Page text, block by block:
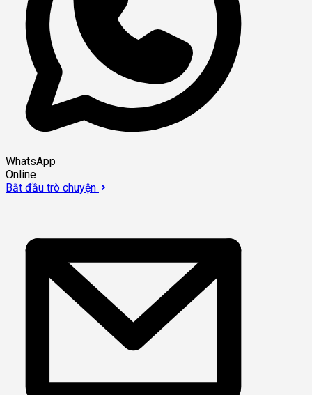
WhatsApp
Online
Bắt đầu trò chuyện